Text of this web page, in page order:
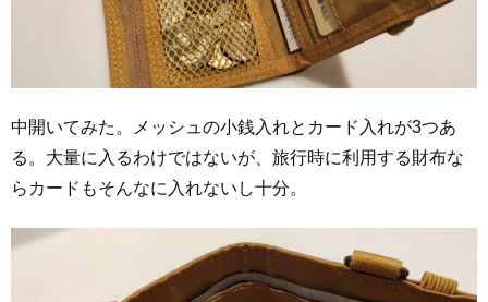
中開いてみた。メッシュの小銭入れとカード入れが3つあ
る。大量に入るわけではないが、旅行時に利用する財布な
らカードもそんなに入れないし十分。